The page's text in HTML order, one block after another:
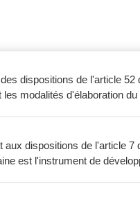
dispositions de l'article
les modalités d'élaboration
aux dispositions de l'article
est l'instrument de